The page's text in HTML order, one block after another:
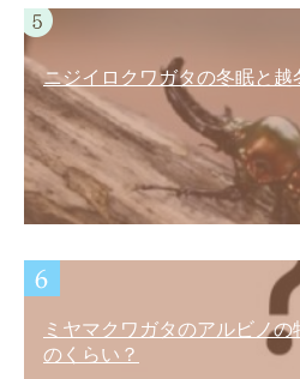
ニジイロクワガタの冬眠と越
ミヤマクワガタのアルビノ
のくらい？